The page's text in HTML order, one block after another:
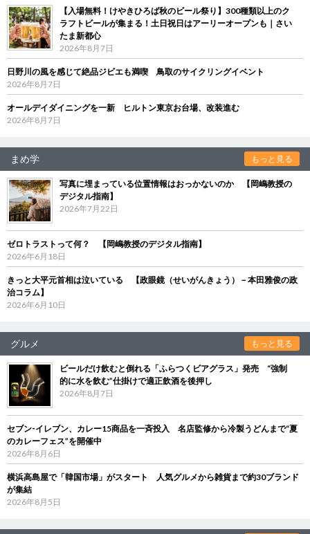
【入場無料！けやきひろば秋のビール祭り】300種類以上のク
ラフトビールが集まる！土日祝日はアーリーオープンも｜さい
たま新都心
2026年8月7日
日野川の風を感じて絶品ジビエも満喫 鳥取のサイクリングイベント
2026年8月7日
オールデイダイニングを一新 ヒルトン東京お台場、改装進む
2026年8月7日
まめ学 もっと見る
写真に埋まっている位置情報はおっかないのか 【岡嶋教授の
デジタル指南】
2026年7月22日
ゼロトラストって何？ 【岡嶋教授のデジタル指南】
2026年6月18日
きっと大平元首相は泣いている 【政眼鏡（せいがんきょう）－本田雅俊の政
治コラム】
2026年6月10日
グルメ もっと見る
ビールだけ飲むと倒れる「ふらつくビアグラス」発売 “強制
的に水を飲む”仕掛けで適正飲酒を後押し
2026年8月7日
セブン‐イレブン、カレー15商品を一斉投入 名店監修から冷製うどんまで“夏
のカレーフェス”を開催中
2026年8月6日
横浜高島屋で「韓国市場」がスタート 人気グルメから雑貨まで約30ブランド
が集結
2026年8月5日